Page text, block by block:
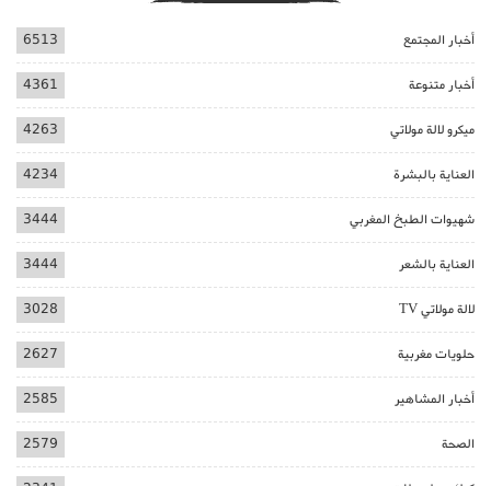
أخبار المجتمع 6513
أخبار متنوعة 4361
ميكرو لالة مولاتي 4263
العناية بالبشرة 4234
شهيوات الطبخ المغربي 3444
العناية بالشعر 3444
لالة مولاتي TV 3028
حلويات مغربية 2627
أخبار المشاهير 2585
الصحة 2579